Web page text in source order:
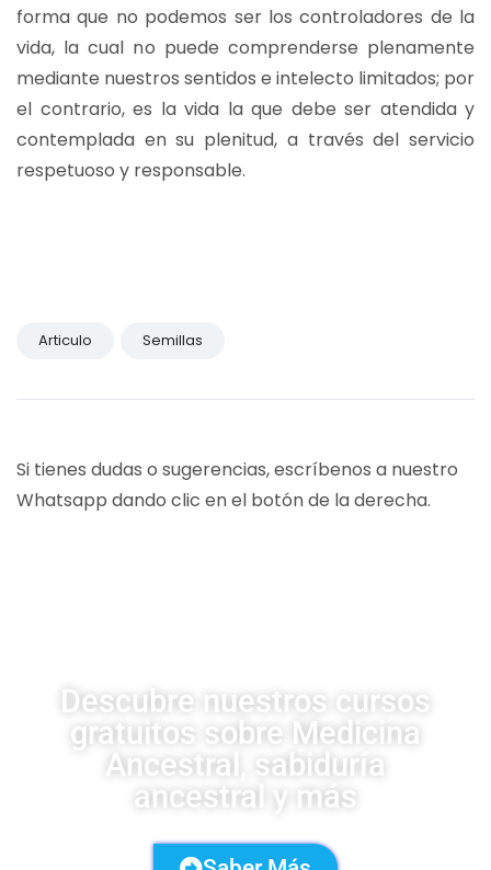
forma que no podemos ser los controladores de la
vida, la cual no puede comprenderse plenamente
mediante nuestros sentidos e intelecto limitados; por
el contrario, es la vida la que debe ser atendida y
contemplada en su plenitud, a través del servicio
respetuoso y responsable.
Articulo Semillas
Si tienes dudas o sugerencias, escríbenos a nuestro
Whatsapp dando clic en el botón de la derecha.
Descubre nuestros cursos
gratuitos sobre Medicina
Ancestral, sabiduría
ancestral y más